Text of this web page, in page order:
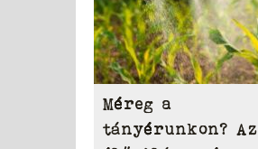
Méreg a
tányérunkon? Az